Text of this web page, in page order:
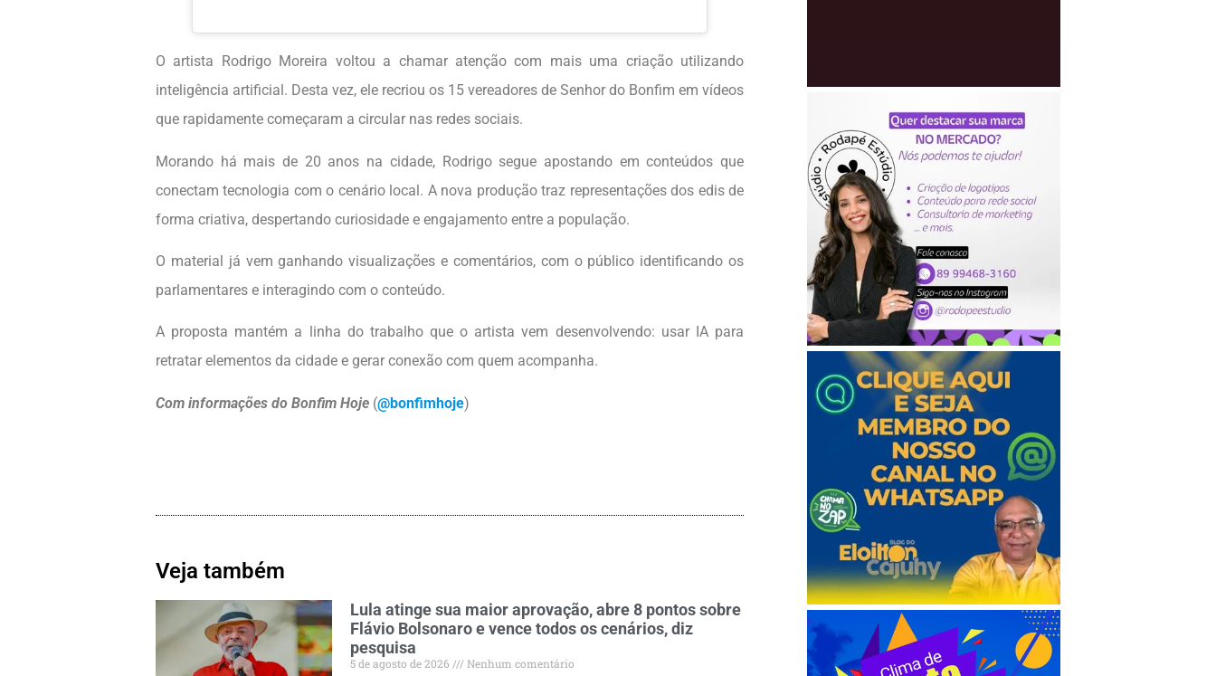
O artista Rodrigo Moreira voltou a chamar atenção com mais uma criação utilizando
inteligência artificial. Desta vez, ele recriou os 15 vereadores de Senhor do Bonfim em vídeos
que rapidamente começaram a circular nas redes sociais.
Morando há mais de 20 anos na cidade, Rodrigo segue apostando em conteúdos que
conectam tecnologia com o cenário local. A nova produção traz representações dos edis de
forma criativa, despertando curiosidade e engajamento entre a população.
O material já vem ganhando visualizações e comentários, com o público identificando os
parlamentares e interagindo com o conteúdo.
A proposta mantém a linha do trabalho que o artista vem desenvolvendo: usar IA para
retratar elementos da cidade e gerar conexão com quem acompanha.
Com informações do Bonfim Hoje (@bonfimhoje)
Veja também
Lula atinge sua maior aprovação, abre 8 pontos sobre
Flávio Bolsonaro e vence todos os cenários, diz
pesquisa
5 de agosto de 2026
Nenhum comentário